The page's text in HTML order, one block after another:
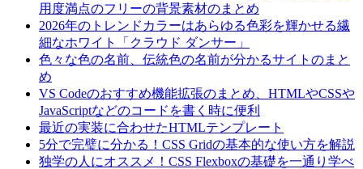
用度満点のフリーの背景素材のまとめ
2026年のトレンドカラーはあらゆる色彩を輝かせる繊
細なホワイト「クラウド ダンサー」
色々な色の名前、伝統色の名前が分かるサイトのまと
め
VS Codeのおすすめ機能拡張のまとめ、HTMLやCSSや
JavaScriptなどのコードを書く時に便利
最近の実装に合わせたHTMLテンプレート
5分で完璧に分かる！CSS Gridの基本的な使い方を解説
独学の人にオススメ！CSS Flexboxの基礎を一通り学べ